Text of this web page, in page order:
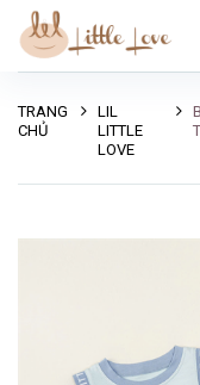
TRANG
CHỦ
LIL
LITTLE
LOVE